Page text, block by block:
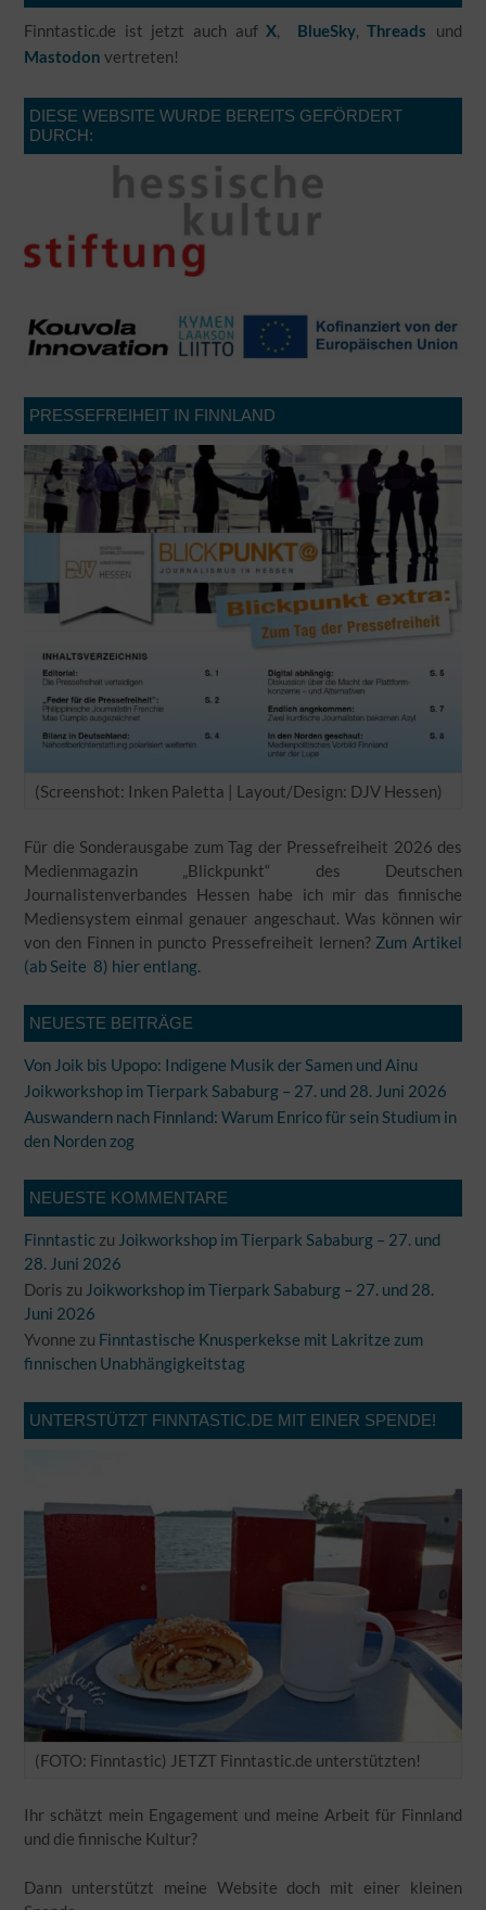
Finntastic.de ist jetzt auch aufX, BlueSky,Threads und
Mastodon vertreten!
DIESE WEBSITE WURDE BEREITS GEFÖRDERT
DURCH:
PRESSEFREIHEIT IN FINNLAND
(Screenshot: Inken Paletta | Layout/Design: DJV Hessen)
Für die Sonderausgabe zum Tag der Pressefreiheit 2026 des
Medienmagazin „Blickpunkt“ des Deutschen
Journalistenverbandes Hessen habe ich mir das finnische
Mediensystem einmal genauer angeschaut. Was können wir
von den Finnen in puncto Pressefreiheit lernen? Zum Artikel
(ab Seite 8) hier entlang.
NEUESTE BEITRÄGE
Von Joik bis Upopo: Indigene Musik der Samen und Ainu
Joikworkshop im Tierpark Sababurg – 27. und 28. Juni 2026
Auswandern nach Finnland: Warum Enrico für sein Studium in
den Norden zog
NEUESTE KOMMENTARE
Finntastic zu Joikworkshop im Tierpark Sababurg – 27. und
28. Juni 2026
Doris zu Joikworkshop im Tierpark Sababurg – 27. und 28.
Juni 2026
Yvonne zu Finntastische Knusperkekse mit Lakritze zum
finnischen Unabhängigkeitstag
UNTERSTÜTZT FINNTASTIC.DE MIT EINER SPENDE!
(FOTO: Finntastic) JETZT Finntastic.de unterstützten!
Ihr schätzt mein Engagement und meine Arbeit für Finnland
und die finnische Kultur?
Dann unterstützt meine Website doch mit einer kleinen